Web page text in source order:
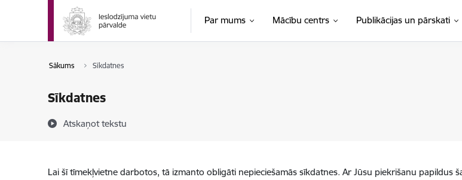
Pāriet uz lapas saturu
Par mums Mācību centrs Publikācijas un pārskati
Sākums Sīkdatnes
Sīkdatnes
Atskaņot tekstu
Lai šī tīmekļvietne darbotos, tā izmanto obligāti nepieciešamās sīkdatnes. Ar Jūsu piekrišanu papildus